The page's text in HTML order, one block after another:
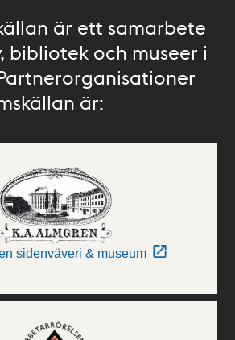
är ett samarbete
bibliotek och museer i
är:
sidenväveri & museum